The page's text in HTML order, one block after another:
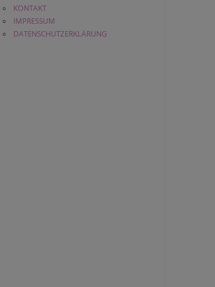
KONTAKT
IMPRESSUM
DATENSCHUTZERKLÄRUNG